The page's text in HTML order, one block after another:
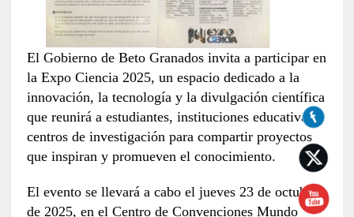
El Gobierno de Beto Granados invita a participar en
la Expo Ciencia 2025, un espacio dedicado a la
innovación, la tecnología y la divulgación científica
que reunirá a estudiantes, instituciones educativas y
centros de investigación para compartir proyectos
que inspiran y promueven el conocimiento.
El evento se llevará a cabo el jueves 23 de octubre
de 2025, en el Centro de Convenciones Mundo